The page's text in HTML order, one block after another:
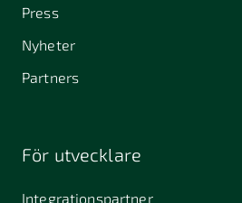
Press
Nyheter
Partners
För utvecklare
Integrationspartner